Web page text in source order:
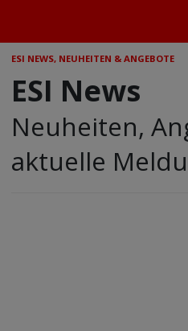
ESI NEWS, NEUHEITEN & ANGEBOTE
ESI News
Neuheiten,
aktuelle